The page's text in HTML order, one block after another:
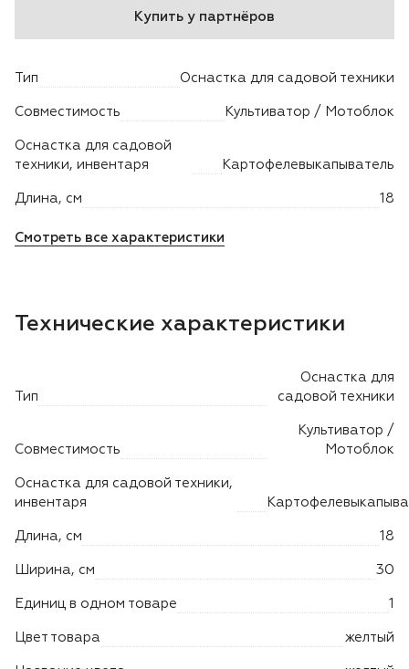
Двигатели
Аксессуары
Дровоколы
Моющие аппараты
Купить у партнёров
Тип Оснастка для садовой техники
Совместимость Культиватор / Мотоблок
Оснастка для садовой
техники, инвентаря
Картофелевыкапыватель
Длина, см 18
Смотреть все характеристики
Технические характеристики
Тип
Оснастка для
садовой техники
Совместимость
Культиватор /
Мотоблок
Оснастка для садовой техники,
инвентаря
Длина, см 18
Ширина, см 30
Единиц в одном товаре 1
Цвет товара желтый